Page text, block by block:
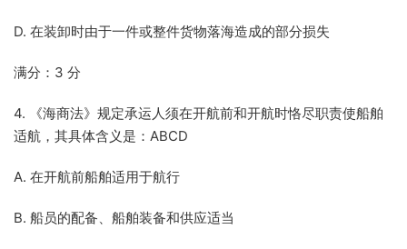
D. 在装卸时由于一件或整件货物落海造成的部分损失
满分：3 分
4. 《海商法》规定承运人须在开航前和开航时恪尽职责使船舶
适航，其具体含义是：ABCD
A. 在开航前船舶适用于航行
B. 船员的配备、船舶装备和供应适当